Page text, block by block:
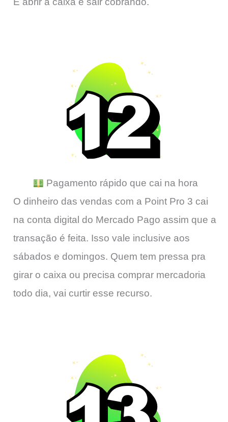
Pagamento rápido que cai na hora
O dinheiro das vendas com a Point Pro 3 cai
na conta digital do Mercado Pago assim que a
transação é feita. Isso vale inclusive aos
sábados e domingos. Quem tem pressa pra
girar o caixa ou precisa comprar mercadoria
todo dia, vai curtir esse recurso.